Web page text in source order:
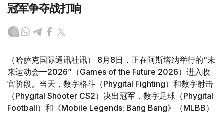
冠军争夺战打响
（哈萨克国际通讯社讯） 8月8日，正在阿斯塔纳举行的“未
来运动会—2026”（Games of the Future 2026）进入收
官阶段。当天，数字格斗（Phygital Fighting）和数字射击
（Phygital Shooter CS2）决出冠军，数字足球（Phygital
Football）和《Mobile Legends: Bang Bang》（MLBB）